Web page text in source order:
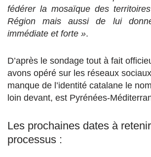
fédérer la mosaïque des
Région mais aussi de lui
immédiate et forte ».
D’après le sondage tout à fait
avons opéré sur les réseaux
manque de l’identité catalane le
loin devant, est Pyrénées-
Les prochaines dates à
processus :